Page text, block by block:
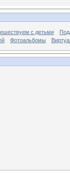
с детьми
Фотоальбомы